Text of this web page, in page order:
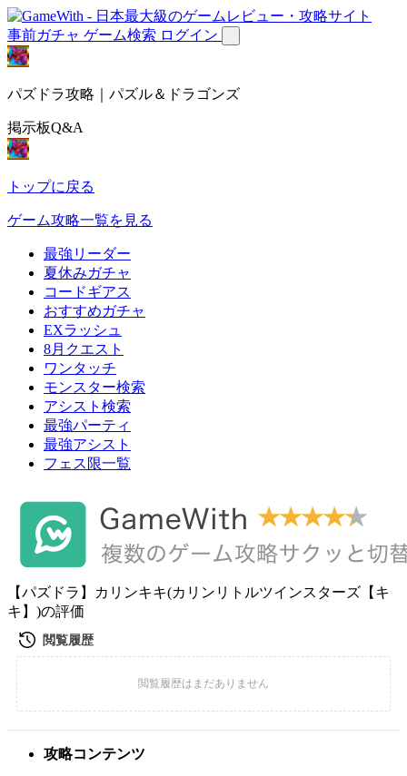
事前ガチャ ゲーム検索 ログイン
パズドラ攻略｜パズル＆ドラゴンズ
掲示板Q&A
トップに戻る
ゲーム攻略一覧を見る
最強リーダー
夏休みガチャ
コードギアス
おすすめガチャ
EXラッシュ
8月クエスト
ワンタッチ
モンスター検索
アシスト検索
最強パーティ
最強アシスト
フェス限一覧
【パズドラ】カリンキキ(カリンリトルツインスターズ【キ
キ】)の評価
攻略コンテンツ